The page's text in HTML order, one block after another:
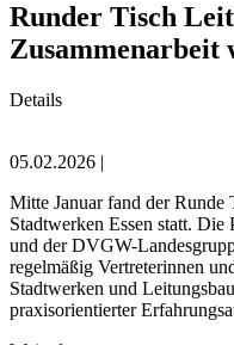
Runder Tisch
Zusammenarbeit
Details
05.02.2026 |
Mitte Januar fand der
Stadtwerken Essen statt.
und der DVGW-
regelmäßig Vertreterinnen
Stadtwerken und
praxisorientierter